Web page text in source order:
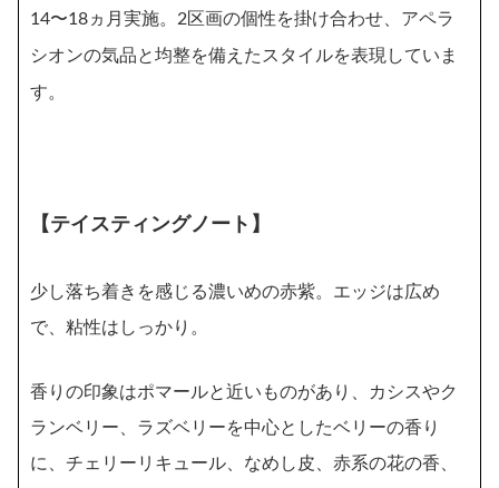
14〜18ヵ月実施。2区画の個性を掛け合わせ、アペラ
シオンの気品と均整を備えたスタイルを表現していま
す。
【テイスティングノート】
少し落ち着きを感じる濃いめの赤紫。エッジは広め
で、粘性はしっかり。
香りの印象はポマールと近いものがあり、カシスやク
ランベリー、ラズベリーを中心としたベリーの香り
に、チェリーリキュール、なめし皮、赤系の花の香、